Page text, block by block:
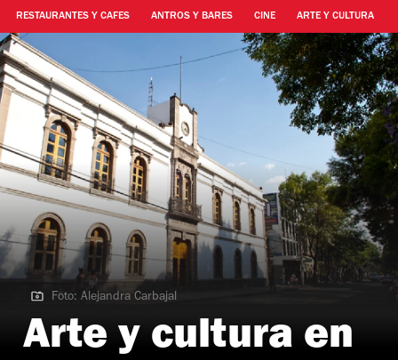
RESTAURANTES Y CAFES ANTROS Y BARES CINE ARTE Y CULTURA
Foto: Alejandra Carbajal
Foto: Alejandra Carbajal
Arte y cultura en